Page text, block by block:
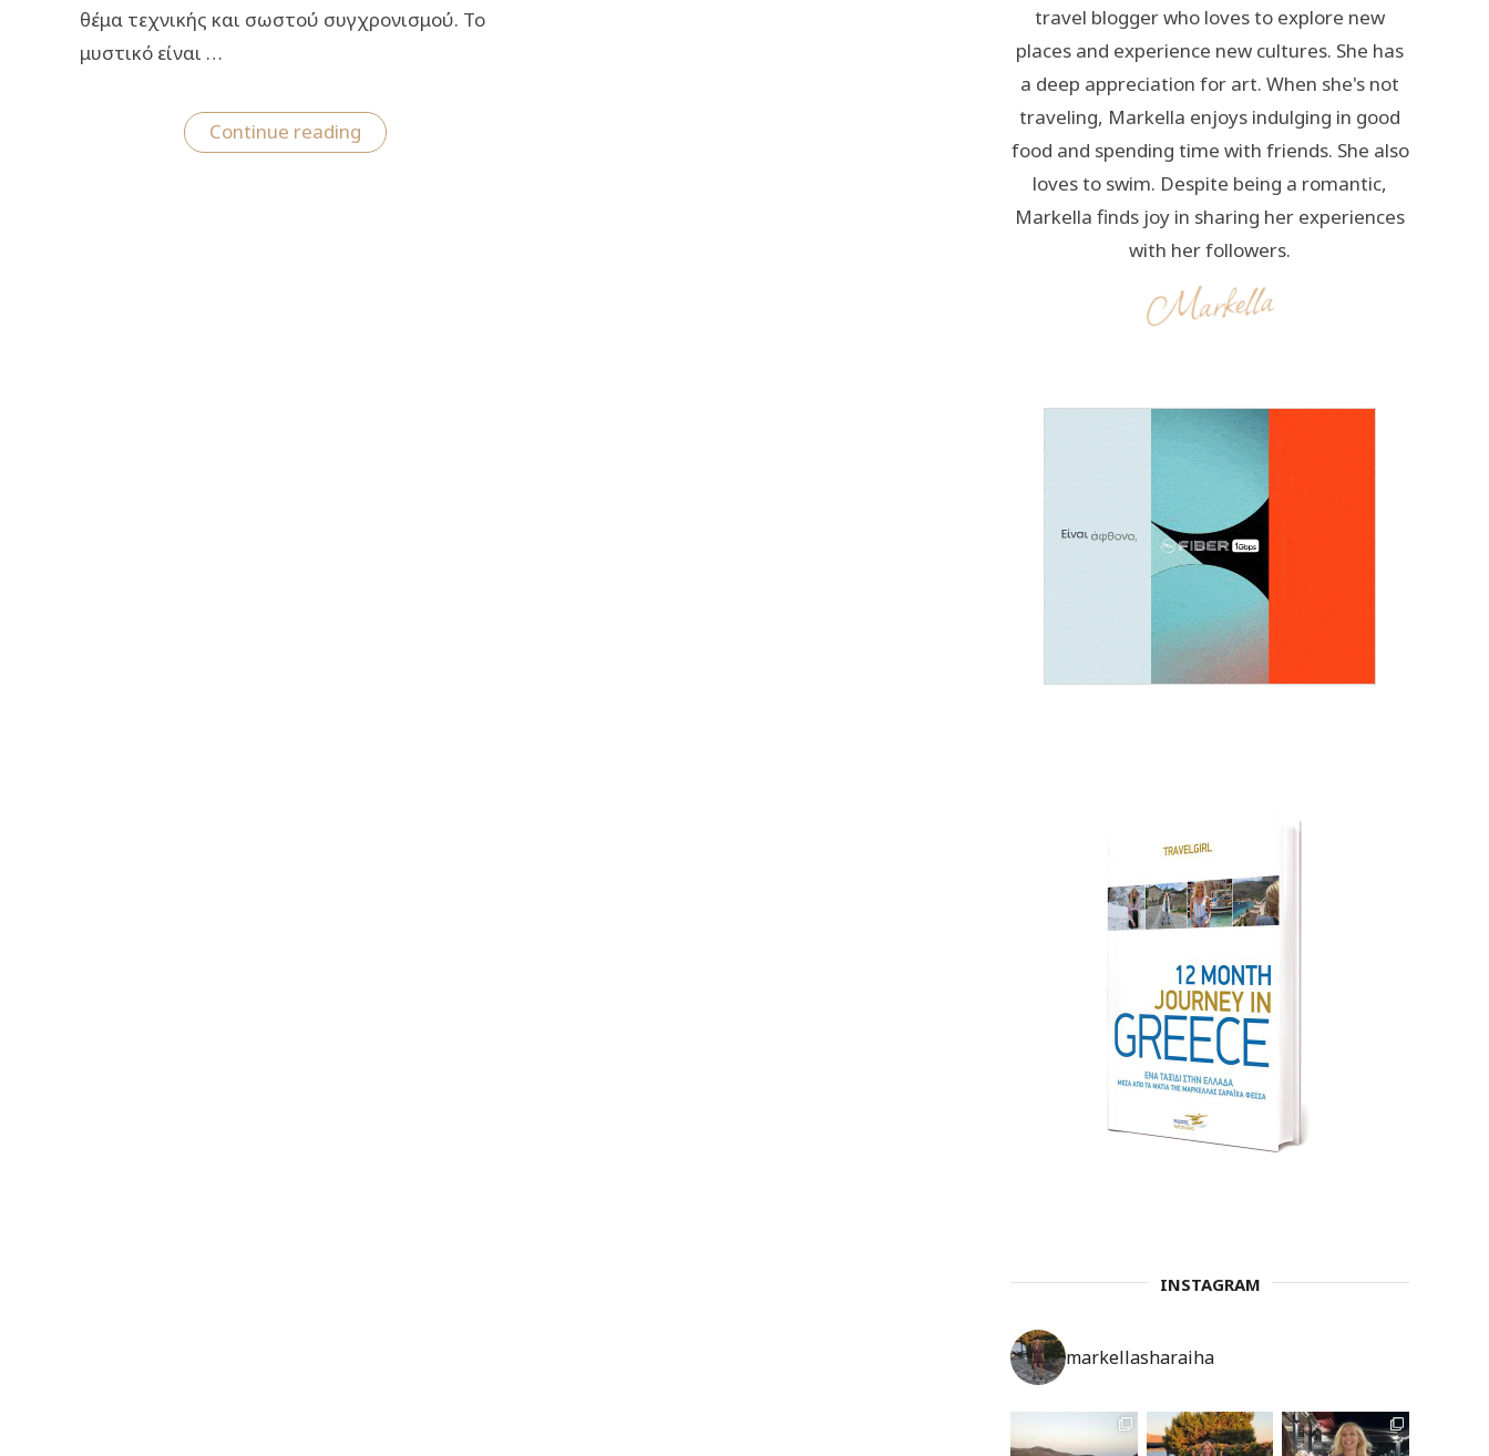
θέμα τεχνικής και σωστού συγχρονισμού. Το
μυστικό είναι …
Continue reading“Συνταγή
για
travel blogger who loves to explore new
places and experience new cultures. She has
a deep appreciation for art. When she's not
traveling, Markella enjoys indulging in good
food and spending time with friends. She also
loves to swim. Despite being a romantic,
Markella finds joy in sharing her experiences
with her followers.
INSTAGRAM
markellasharaiha